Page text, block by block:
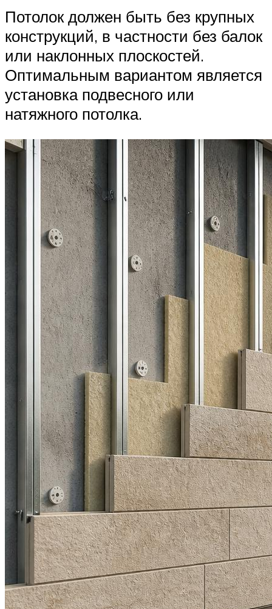
Потолок должен быть без крупных
конструкций, в частности без балок
или наклонных плоскостей.
Оптимальным вариантом является
установка подвесного или
натяжного потолка.